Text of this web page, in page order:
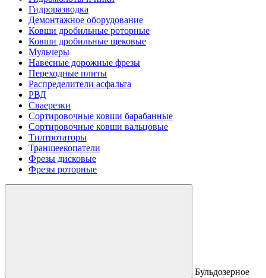
Гидроразводка
Демонтажное оборудование
Ковши дробильные роторные
Ковши дробильные щековые
Мульчеры
Навесные дорожные фрезы
Переходные плиты
Распределители асфальта
РВД
Сваерезки
Сортировочные ковши барабанные
Сортировочные ковши вальцовые
Тилтротаторы
Траншеекопатели
Фрезы дисковые
Фрезы роторные
Бульдозерное